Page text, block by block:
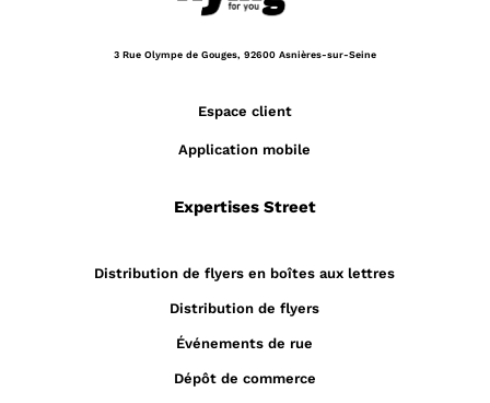
3 Rue Olympe de Gouges, 92600 Asnières-sur-Seine
Espace client
Application mobile
Expertises Street
Distribution de flyers en boîtes aux lettres
Distribution de flyers
Événements de rue
Dépôt de commerce